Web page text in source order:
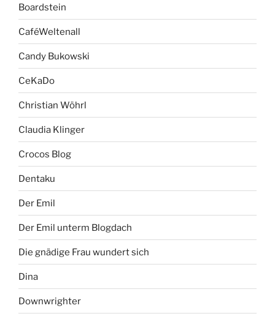
Boardstein
CaféWeltenall
Candy Bukowski
CeKaDo
Christian Wöhrl
Claudia Klinger
Crocos Blog
Dentaku
Der Emil
Der Emil unterm Blogdach
Die gnädige Frau wundert sich
Dina
Downwrighter